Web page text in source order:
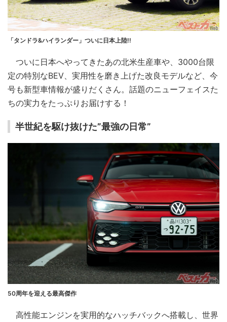
「タンドラ&ハイランダー」ついに日本上陸!!
ついに日本へやってきたあの北米生産車や、3000台限
定の特別なBEV、実用性を磨き上げた改良モデルなど、今
号も新型車情報が盛りだくさん。話題のニューフェイスた
ちの実力をたっぷりお届けする！
半世紀を駆け抜けた”最強の日常”
50周年を迎える最高傑作
高性能エンジンを実用的なハッチバックへ搭載し、世界